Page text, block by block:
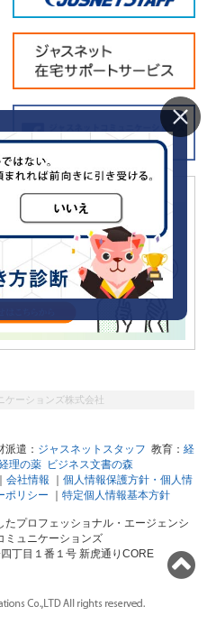
をだしてみませんか？
ケーションズ株式会社
派遣： ジャスネットスタッフ 教育： 経
理の薬 ビジネス文書の森
｜会社情報 ｜個人情報保護方針・個人情
ポリシー 特定個人情報基本方針
プロフェッショナル・エージェンシ
ュニケーションズ
丁目１番１号 新虎通りCORE